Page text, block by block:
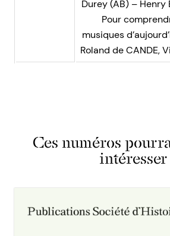
Durey (AB) – Henry
Pour
musiques
Roland de CANDE,
Ces numéros
intéresser